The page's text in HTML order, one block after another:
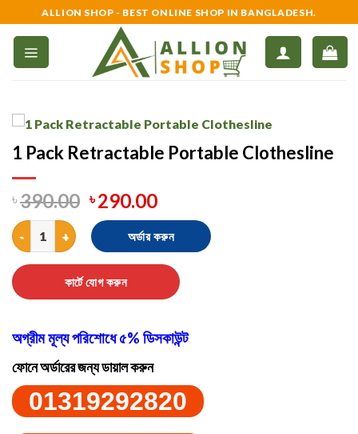
to
content
ALLION SHOP - BEST ONLINE SHOP IN BANGLADESH.
1 Pack Retractable Portable Clothesline
৳390.00 ৳290.00
1 Pack Retractable Portable Clothesline quantity
অর্ডার করুন
কার্টে যোগ করুন
অগ্রীম মূল্য পরিশোধে ৫% ডিসকাউন্ট
ফোনে অর্ডারের জন্য ডায়াল করুন
01319292820